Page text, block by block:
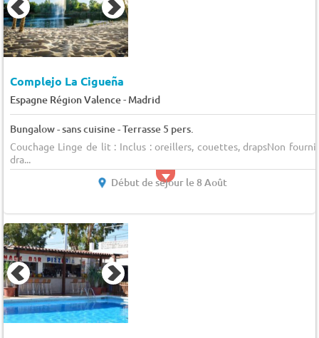
Complejo La Cigueña
Espagne Région Valence- Madrid
Bungalow - sans cuisine - Terrasse 5 pers.
Couchage Linge de lit : Inclus : oreillers, couettes, drapsNon fourni
dra...
Début de séjour le 8 Août